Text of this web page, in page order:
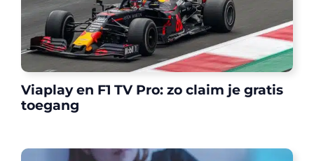
Viaplay en F1 TV Pro: zo claim je gratis
toegang